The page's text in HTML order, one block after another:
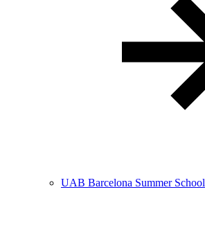
UAB Barcelona Summer School